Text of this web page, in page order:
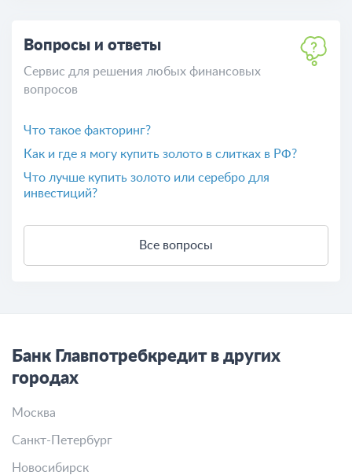
Вопросы и ответы
Сервис для решения любых финансовых
вопросов
Что такое факторинг?
Как и где я могу купить золото в слитках в РФ?
Что лучше купить золото или серебро для
инвестиций?
Все вопросы
Банк Главпотребкредит в других
городах
Москва
Санкт-Петербург
Новосибирск